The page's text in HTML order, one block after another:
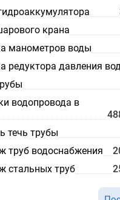
крана
манометров воды
редуктора давления
водопровода в
течь трубы
труб водоснабжения
стальных труб